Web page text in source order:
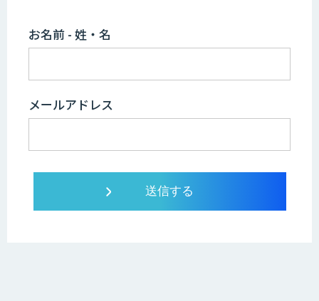
お名前 - 姓・名
メールアドレス